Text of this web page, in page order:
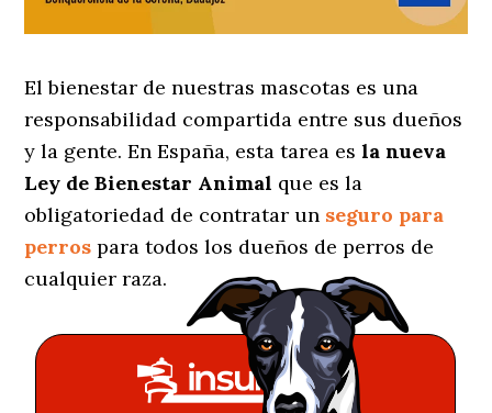
El bienestar de nuestras mascotas es una
responsabilidad compartida entre sus dueños
y la gente. En España, esta tarea esla nueva
Ley de Bienestar Animal que es la
obligatoriedad de contratar un seguro para
perros para todos los dueños de perros de
cualquier raza.